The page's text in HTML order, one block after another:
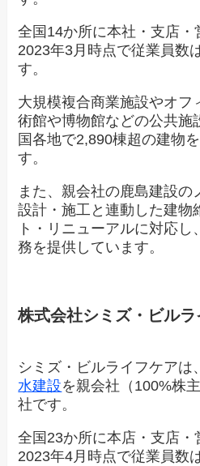
全国14か所に本社・支店・
2023年3月時点で従業員数
す。
大規模複合商業施設やオフ
術館や博物館などの公共施
国各地で2,890棟超の建物
す。
また、親会社の鹿島建設の
設計・施工と連動した建物
ト・リニューアルに対応
務を提供しています。
株式会社シミズ・ビル
シミズ・ビルライフケアは
水建設を親会社（100%株
社です。
全国23か所に本店・支店・
2023年4月時点で従業員数